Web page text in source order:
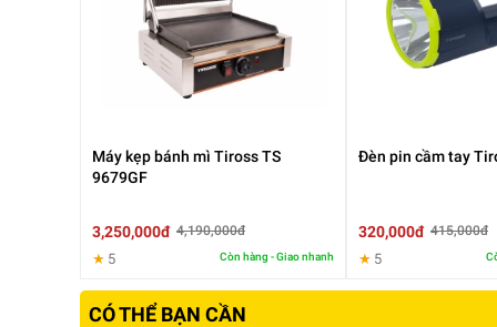
sau khi sử dụng
Nhờ đó, việc vệ sinh trở nên nhanh chóng và nhẹ
3. Công suất ổn định – Làm nóng nhanh
bánh chín đều, giòn ngon, tết kiệm điện năng và
Chỉ mất vài phút là bạn đã có bữa sáng nóng hổi.
Máy kẹp bánh mì Tiross TS
9679GF
3,250,000đ 4,190,000đ
★ 5 Còn hàng - Giao nhanh
Đèn pin cầm tay
320,000đ 415,000đ
★ 5
CÓ THỂ BẠN CẦN